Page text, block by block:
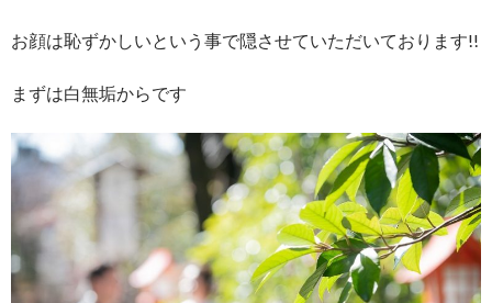
お顔は恥ずかしいという事で隠させていただいております!!
まずは白無垢からです